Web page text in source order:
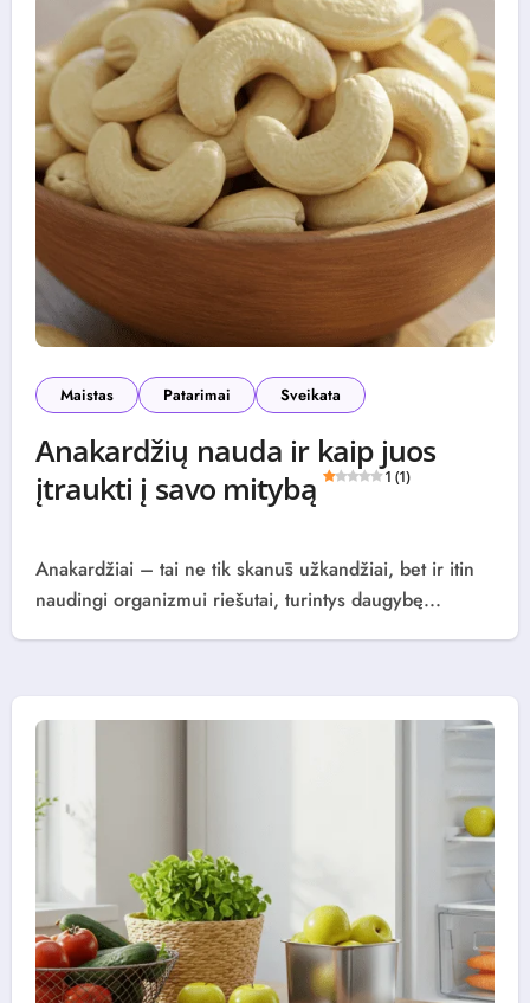
Maistas Patarimai Sveikata
Anakardžių nauda ir kaip juos
įtraukti į savo mitybą
1 (1)
Anakardžiai – tai ne tik skanūs užkandžiai, bet ir itin
naudingi organizmui riešutai, turintys daugybę...